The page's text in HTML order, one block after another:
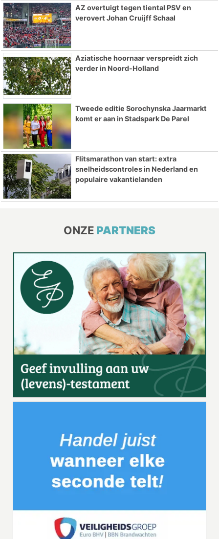
AZ overtuigt tegen tiental PSV en
verovert Johan Cruijff Schaal
Aziatische hoornaar verspreidt zich
verder in Noord-Holland
Tweede editie Sorochynska Jaarmarkt
komt er aan in Stadspark De Parel
Flitsmarathon van start: extra
snelheidscontroles in Nederland en
populaire vakantielanden
ONZE PARTNERS